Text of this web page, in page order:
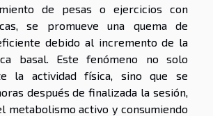
de pesas o ejercicios con
se promueve una quema de
debido al incremento de la
basal. Este fenómeno no solo
la actividad física, sino que se
después de finalizada la sesión,
metabolismo activo y consumiendo